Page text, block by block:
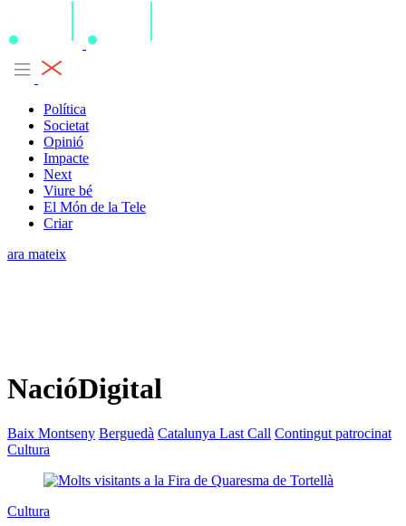
Política
Societat
Opinió
Impacte
Next
Viure bé
El Món de la Tele
Criar
ara mateix
NacióDigital
Baix Montseny Berguedà Catalunya Last Call Contingut patrocinat
Cultura
Cultura